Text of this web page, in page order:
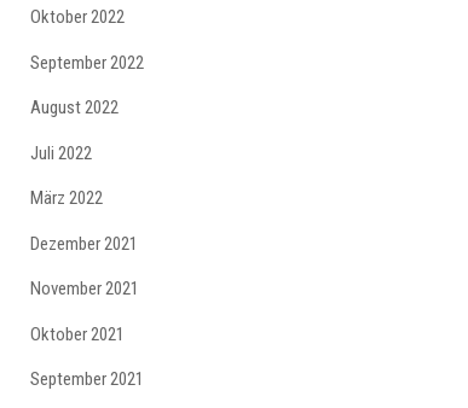
Oktober 2022
September 2022
August 2022
Juli 2022
März 2022
Dezember 2021
November 2021
Oktober 2021
September 2021